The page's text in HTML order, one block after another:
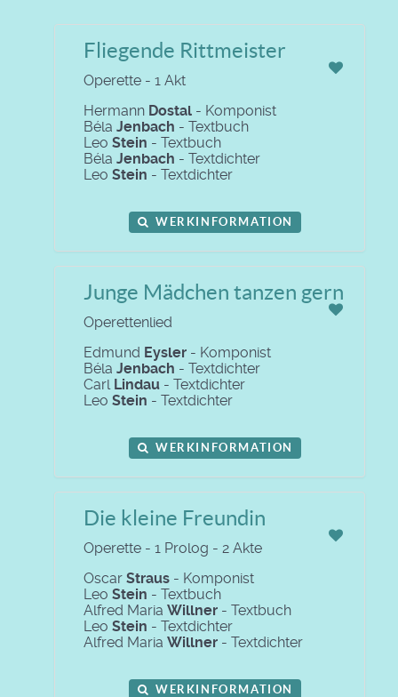
Fliegende Rittmeister
Operette - 1 Akt
Hermann Dostal - Komponist
Béla Jenbach - Textbuch
Leo Stein - Textbuch
Béla Jenbach - Textdichter
Leo Stein - Textdichter
WERKINFORMATION
Junge Mädchen tanzen gern
Operettenlied
Edmund Eysler - Komponist
Béla Jenbach - Textdichter
Carl Lindau - Textdichter
Leo Stein - Textdichter
WERKINFORMATION
Die kleine Freundin
Operette - 1 Prolog - 2 Akte
Oscar Straus - Komponist
Leo Stein - Textbuch
Alfred Maria Willner - Textbuch
Leo Stein - Textdichter
Alfred Maria Willner - Textdichter
WERKINFORMATION